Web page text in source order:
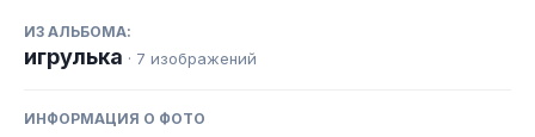
ИЗ АЛЬБОМА:
игрулька · 7 изображений
ИНФОРМАЦИЯ О ФОТО